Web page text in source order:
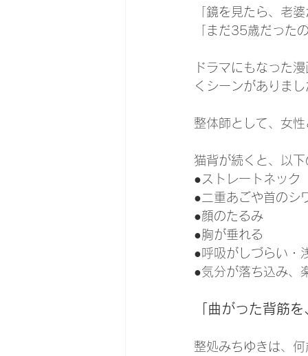
「鏡を見たら、老
「まだ35歳だった
ドラマにもなった
くシーンがありま
整体師として、女
猫背が続くと、以
●ストレートネック
●二重あごや首のシ
●顔のたるみ
●胸が垂れる
●呼吸がしづらい・
●気分が落ち込み、
「曲がった背筋
整処みちゆきは、